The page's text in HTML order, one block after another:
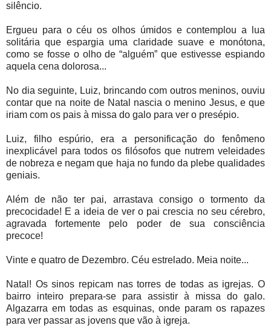
silêncio.
Ergueu para o céu os olhos úmidos e contemplou a lua
solitária que espargia uma claridade suave e monótona,
como se fosse o olho de “alguém” que estivesse espiando
aquela cena dolorosa...
No dia seguinte, Luiz, brincando com outros meninos, ouviu
contar que na noite de Natal nascia o menino Jesus, e que
iriam com os pais à missa do galo para ver o presépio.
Luiz, filho espúrio, era a personificação do fenômeno
inexplicável para todos os filósofos que nutrem veleidades
de nobreza e negam que haja no fundo da plebe qualidades
geniais.
Além de não ter pai, arrastava consigo o tormento da
precocidade! E a ideia de ver o pai crescia no seu cérebro,
agravada fortemente pelo poder de sua consciência
precoce!
Vinte e quatro de Dezembro. Céu estrelado. Meia noite...
Natal! Os sinos repicam nas torres de todas as igrejas. O
bairro inteiro prepara-se para assistir à missa do galo.
Algazarra em todas as esquinas, onde param os rapazes
para ver passar as jovens que vão à igreja.